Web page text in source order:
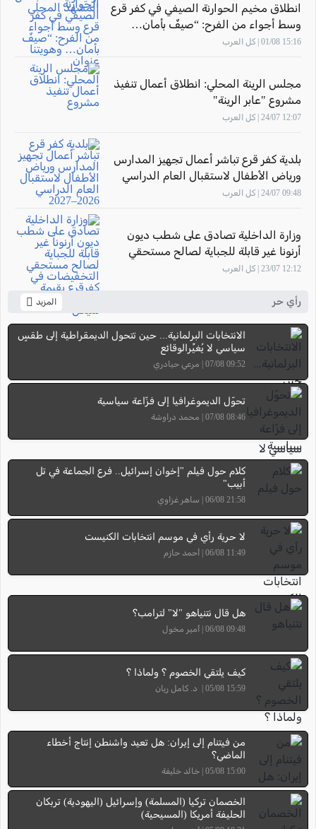
انطلاق مخيم الحوارنة الصيفي في كفر قرع
وسط أجواء من الفرح: “صيفٌ بأمان…
وهويتنا عنوان"
15:16 01/08 | كل العرب
مجلس الرينة المحلي: انطلاق أعمال تنفيذ
مشروع "عابر الرينة"
12:07 24/07 | كل العرب
بلدية كفر قرع تباشر أعمال تجهيز المدارس
ورياض الأطفال لاستقبال العام الدراسي
2026–2027
09:48 24/07 | كل العرب
وزارة الداخلية تصادق على شطب ديون
أرنونا غير قابلة للجباية لصالح مستحقي
12:12 23/07 | كل العرب
رأي حر المزيد
الانتخابات البرلمانية... حين تتحول الديمقراطية إلى طقسٍ
سياسي لا يُغيِّرالوقائع
09:52 07/08 | مرعي حيادري
تحوّل الديموغرافيا إلى فزّاعة سياسية
08:46 07/08 | محمد دراوشة
كلام حول فيلم "إخوان إسرائيل.. فرع الجماعة في تل
أبيب"
21:58 06/08 | ساهر غزاوي
لا حرية رأي في موسم انتخابات الكنيست
11:49 06/08 | أحمد حازم
هل قال نتنياهو "لا" لترامب؟
09:48 06/08 | أمير مخول
كيف يلتقي الخصوم ؟ ولماذا ؟
15:59 05/08 | د. كامل ريان
من فيتنام إلى إيران: هل تعيد واشنطن إنتاج أخطاء
الماضي؟
15:00 05/08 | خالد خليفة
الخصمان تركيا (المسلمة) وإسرائيل (اليهودية) تربكان
الحليفة أمريكا (المسيحية)